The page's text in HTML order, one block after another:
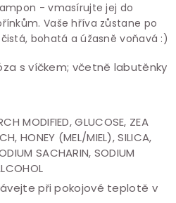
- vmasírujte jej do
Vaše hříva zůstane po
bohatá a úžasně voňavá :)
s víčkem; včetně labutěnky
MODIFIED, GLUCOSE, ZEA
HONEY (MEL/MIEL), SILICA,
SACHARIN, SODIUM
při pokojové teplotě v